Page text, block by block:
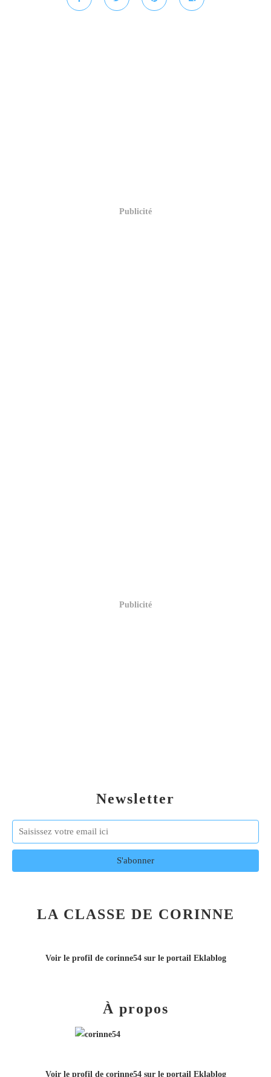
Publicité
Newsletter
Publicité
LA CLASSE DE CORINNE
Voir le profil de corinne54sur le portail Eklablog
À propos
Voir le profil de corinne54sur le portail Eklablog